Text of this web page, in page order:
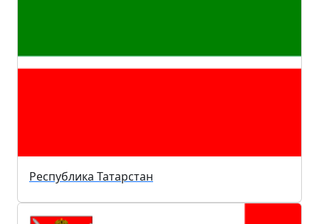
Республика Татарстан